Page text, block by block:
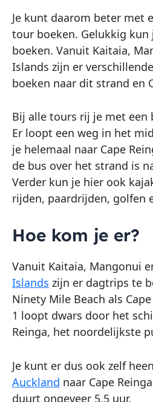
Je kunt daarom beter met
tour boeken. Gelukkig kun
boeken. Vanuit Kaitaia,
Islands zijn er
boeken naar dit strand en
Bij alle tours rij je met een
Er loopt een weg in het
je helemaal naar Cape
de bus over het strand is
Verder kun je hier ook
rijden, paardrijden, golfen
Hoe kom je er?
Vanuit Kaitaia, Mangonui
Islands zijn er dagtrips te
Ninety Mile Beach als
1 loopt dwars door het
Reinga, het noordelijkste
Je kunt er dus ook zelf
Auckland naar Cape
duurt ongeveer 5,5 uur.